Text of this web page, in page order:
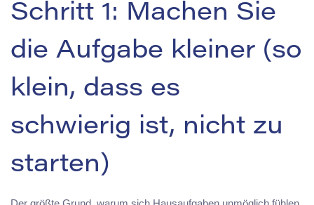
Schritt 1: Machen Sie
die Aufgabe kleiner (so
klein, dass es
schwierig ist, nicht zu
starten)